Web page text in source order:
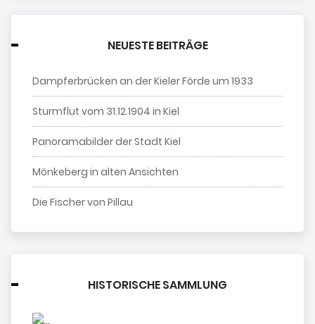
NEUESTE BEITRÄGE
Dampferbrücken an der Kieler Förde um 1933
Sturmflut vom 31.12.1904 in Kiel
Panoramabilder der Stadt Kiel
Mönkeberg in alten Ansichten
Die Fischer von Pillau
HISTORISCHE SAMMLUNG